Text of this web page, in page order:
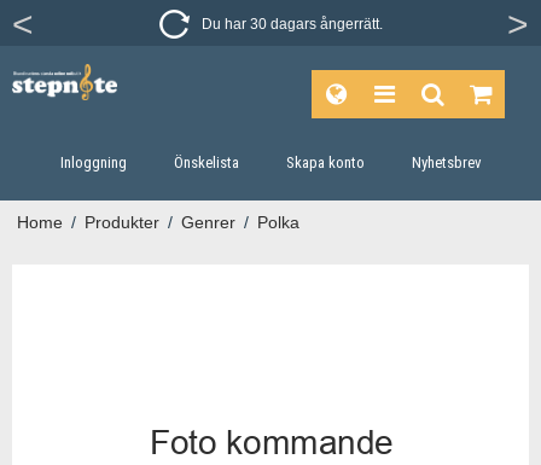
Du har 30 dagars ångerrätt.
Inloggning Önskelista Skapa konto Nyhetsbrev
Home / Produkter / Genrer / Polka